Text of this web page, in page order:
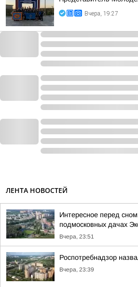
Вчера, 19:27
ЛЕНТА НОВОСТЕЙ
Интересное перед
подмосковных дачах
Вчера, 23:51
Роспотребнадзор
Вчера, 23:39